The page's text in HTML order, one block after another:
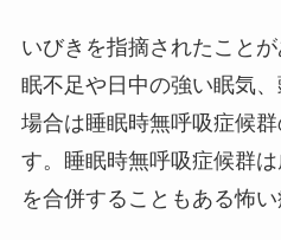
いびきを指摘されたこと
眠不足や日中の強い眠気
場合は睡眠時無呼吸症候
す。睡眠時無呼吸症候群
を合併することもある怖い